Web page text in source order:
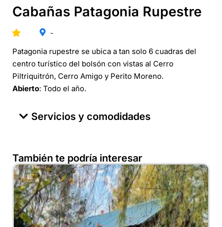
Cabañas Patagonia Rupestre
-
Patagonia rupestre se ubica a tan solo 6 cuadras del
centro turístico del bolsón con vistas al Cerro
Piltriquitrón, Cerro Amigo y Perito Moreno.
Abierto: Todo el año.
Servicios y comodidades
También te podría interesar